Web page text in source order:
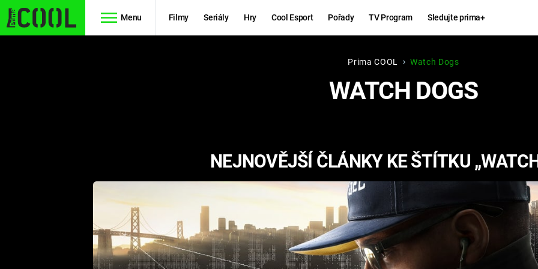
Menu Filmy Seriály Hry Cool Esport Pořady TV Program Sledujte prima+
FUTURAMA
RYCHLE A
ZBĚSILE 10
PREDÁTOR
Hry
KINGDOM
COME:
DELIVERANCE
ESPORT
CHUCK
NORRIS
Prima COOL Watch Dogs
WATCH DOGS
NEJNOVĚJŠÍ ČLÁNKY KE ŠTÍTKU